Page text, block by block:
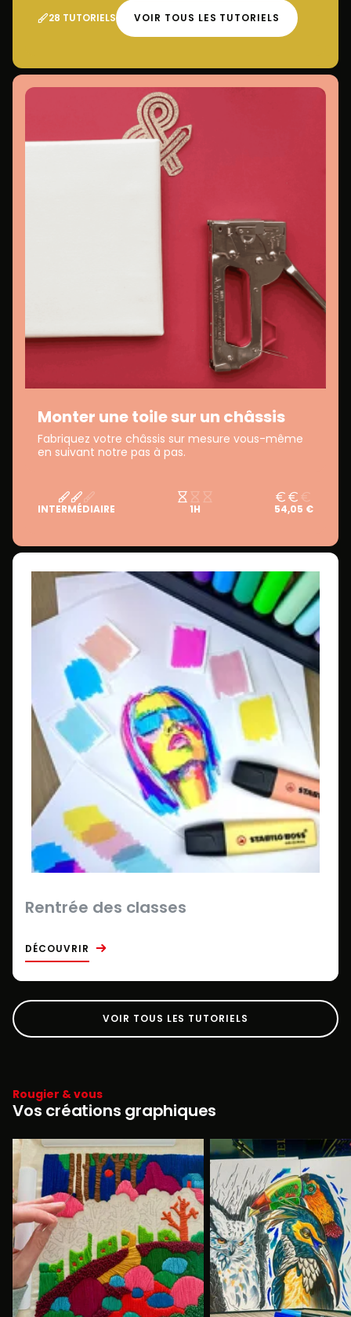
28 TUTORIELS VOIR TOUS LES TUTORIELS
Monter une toile sur un châssis
Fabriquez votre châssis sur mesure vous-même
en suivant notre pas à pas.
INTERMÉDIAIRE 1H 54,05 €
Rentrée des classes
DÉCOUVRIR
VOIR TOUS LES TUTORIELS
Rougier & vous
Vos créations graphiques